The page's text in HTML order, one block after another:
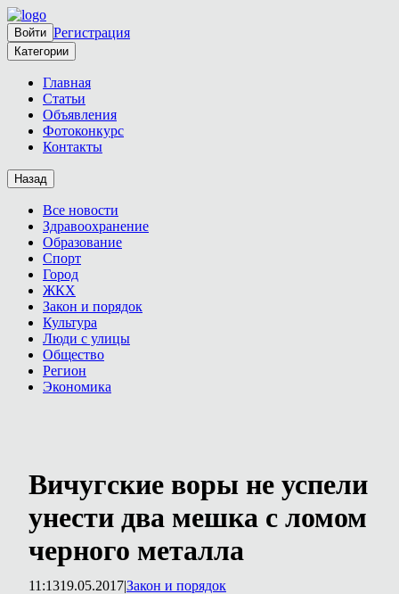
Войти Регистрация
Категории
Главная
Статьи
Объявления
Фотоконкурс
Контакты
Назад
Все новости
Здравоохранение
Образование
Спорт
Город
ЖКХ
Закон и порядок
Культура
Люди с улицы
Общество
Регион
Экономика
Вичугские воры не успели
унести два мешка с ломом
черного металла
11:1319.05.2017|Закон и порядок